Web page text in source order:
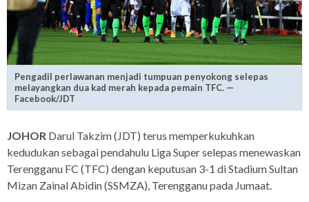
Pengadil perlawanan menjadi tumpuan penyokong selepas
melayangkan dua kad merah kepada pemain TFC. —
Facebook/JDT
JOHOR Darul Takzim (JDT) terus memperkukuhkan
kedudukan sebagai pendahulu Liga Super selepas menewaskan
Terengganu FC (TFC) dengan keputusan 3-1 di Stadium Sultan
Mizan Zainal Abidin (SSMZA), Terengganu pada Jumaat.